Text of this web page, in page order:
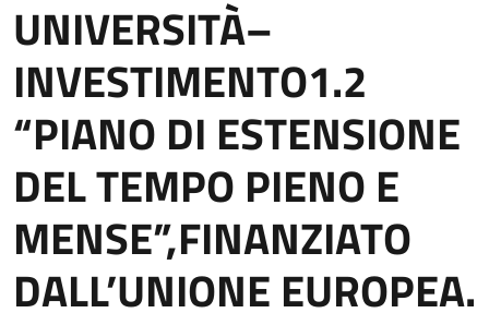
UNIVERSITÀ–
INVESTIMENTO1.2
“PIANO DI ESTENSIONE
DEL TEMPO PIENO E
MENSE”,FINANZIATO
DALL’UNIONE EUROPEA.